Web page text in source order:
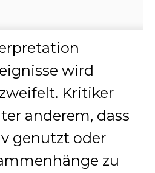
wird
Kritiker
anderem, dass
genutzt oder
zu